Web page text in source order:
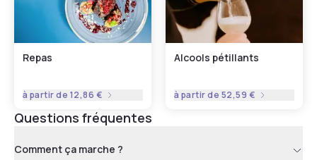
Repas
à partir de 12,86 €
Alcools pétillants
à partir de 52,59 €
Questions fréquentes
Comment ça marche ?